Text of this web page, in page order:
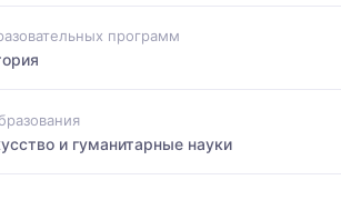
программ
и гуманитарные науки